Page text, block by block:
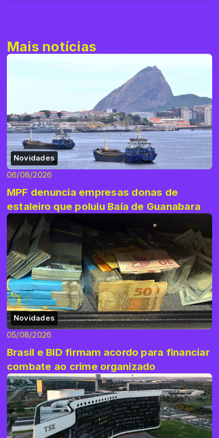
Mais notícias
Novidades
06/08/2026
MPF denuncia empresas donas de
estaleiro que poluiu Baía de Guanabara
Novidades
05/08/2026
Brasil e BID firmam acordo para financiar
combate ao crime organizado